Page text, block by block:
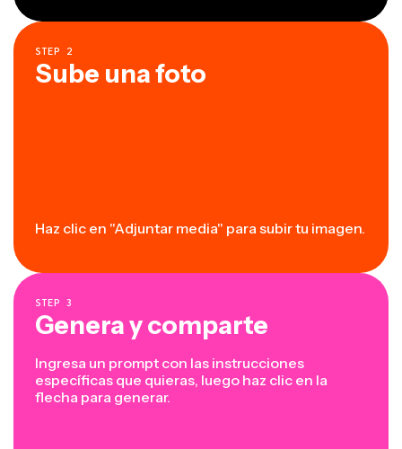
STEP 2
Sube una foto
Haz clic en "Adjuntar media" para subir tu imagen.
STEP 3
Genera y comparte
Ingresa un prompt con las instrucciones
específicas que quieras, luego haz clic en la
flecha para generar.